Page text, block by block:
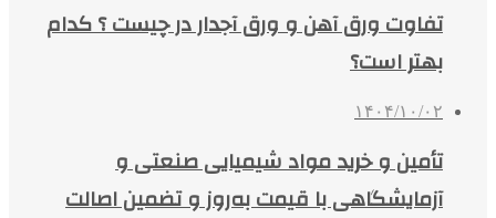
تفاوت ورق آهن و ورق آجدار در چیست ؟ کدام
بهتر است؟
۱۴۰۴/۱۰/۰۲
تأمین و خرید مواد شیمیایی صنعتی و
آزمایشگاهی با قیمت به‌روز و تضمین اصالت